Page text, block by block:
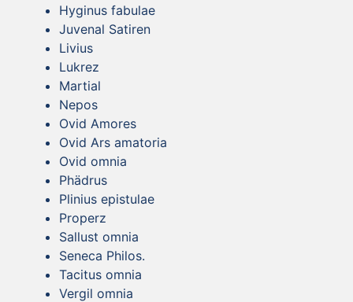
Hyginus fabulae
Juvenal Satiren
Livius
Lukrez
Martial
Nepos
Ovid Amores
Ovid Ars amatoria
Ovid omnia
Phädrus
Plinius epistulae
Properz
Sallust omnia
Seneca Philos.
Tacitus omnia
Vergil omnia